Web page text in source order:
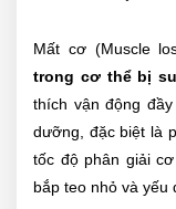
Mất cơ (Muscle
trong cơ thể bị
thích vận động
dưỡng, đặc biệt là
tốc độ phân giải
bắp teo nhỏ và yếu